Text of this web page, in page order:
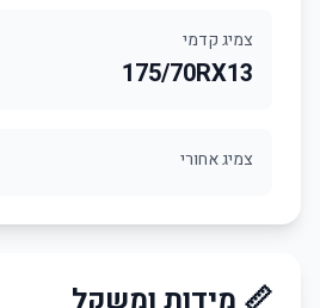
צמיג קדמי
175/70RX13
צמיג אחורי